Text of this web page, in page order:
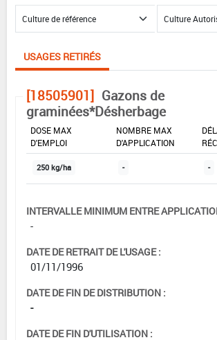
USAGES RETIRÉS
[18505901] Gazons de
graminées*Désherbage
DOSE MAX
D'EMPLOI
NOMBRE MAX
D'APPLICATION
250 kg/ha - -
INTERVALLE MINIMUM ENTRE
-
DATE DE RETRAIT DE L'USAGE :
01/11/1996
DATE DE FIN DE DISTRIBUTION :
-
DATE DE FIN D'UTILISATION :